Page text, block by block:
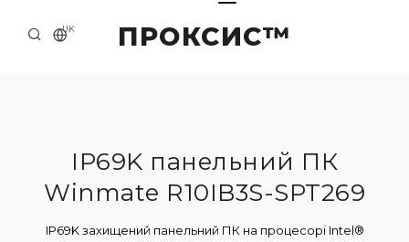
ПРОКСИС™
UK
ПРО НАС
ПРИКЛАДИ ТА РІШЕННЯ
КАТАЛОГ ПРОДУКЦІЇ
IP69K панельний ПК
Winmate R10IB3S-SPT269
IP69K захищений панельний ПК на процесорі Intel®